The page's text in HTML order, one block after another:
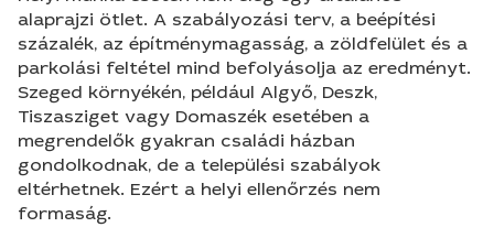
alaprajzi ötlet. A szabályozási terv, a beépítési
százalék, az építménymagasság, a zöldfelület és a
parkolási feltétel mind befolyásolja az eredményt.
Szeged környékén, például Algyő, Deszk,
Tiszasziget vagy Domaszék esetében a
megrendelők gyakran családi házban
gondolkodnak, de a települési szabályok
eltérhetnek. Ezért a helyi ellenőrzés nem
formaság.